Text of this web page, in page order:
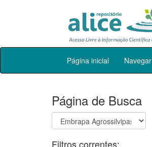
Skip
Página inicial Navegar
Página de Busca
Filtros correntes: